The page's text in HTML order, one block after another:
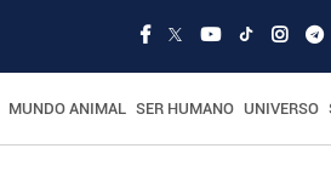
MUNDO ANIMAL SER HUMANO UNIVERSO